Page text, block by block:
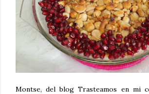
Montse, del blog Trasteamos en mi